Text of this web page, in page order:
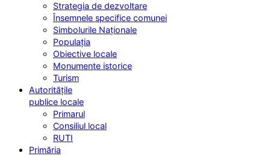
Strategia de dezvoltare
Însemnele specifice comunei
Simbolurile Naționale
Populația
Obiective locale
Monumente istorice
Turism
Autoritățile
publice locale
Primarul
Consiliul local
RUTI
Primăria